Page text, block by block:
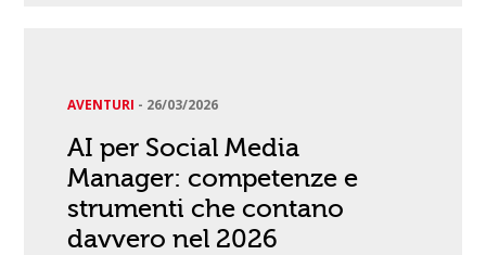
AVENTURI - 26/03/2026
AI per Social Media
Manager: competenze e
strumenti che contano
davvero nel 2026